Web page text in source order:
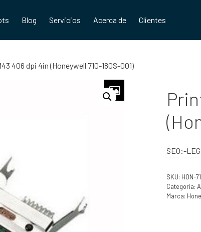
Blog Servicios Acerca de Clientes
406 dpi 4in (Honeywell 710-180S-001)
SEO:-
SKU: HON-
Categoría:
Marca: